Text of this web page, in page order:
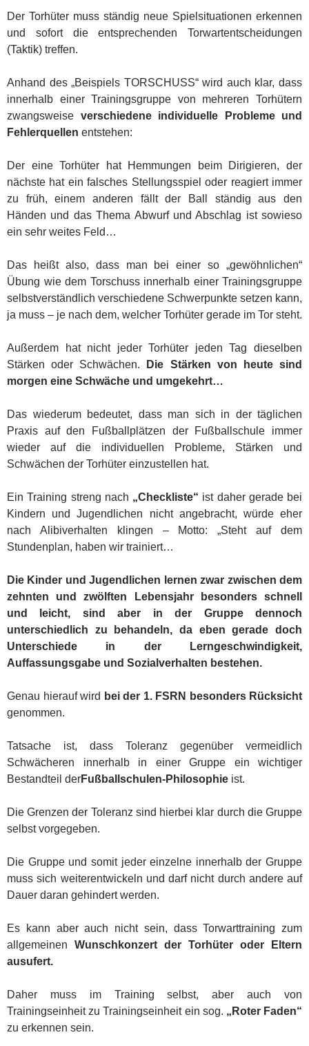
Der Torhüter muss ständig neue Spielsituationen erkennen
und sofort die entsprechenden Torwartentscheidungen
(Taktik) treffen.
Anhand des „Beispiels TORSCHUSS“ wird auch klar, dass
innerhalb einer Trainingsgruppe von mehreren Torhütern
zwangsweise verschiedene individuelle Probleme und
Fehlerquellen entstehen:
Der eine Torhüter hat Hemmungen beim Dirigieren, der
nächste hat ein falsches Stellungsspiel oder reagiert immer
zu früh, einem anderen fällt der Ball ständig aus den
Händen und das Thema Abwurf und Abschlag ist sowieso
ein sehr weites Feld…
Das heißt also, dass man bei einer so „gewöhnlichen“
Übung wie dem Torschuss innerhalb einer Trainingsgruppe
selbstverständlich verschiedene Schwerpunkte setzen kann,
ja muss – je nach dem, welcher Torhüter gerade im Tor steht.
Außerdem hat nicht jeder Torhüter jeden Tag dieselben
Stärken oder Schwächen.
Die Stärken von heute sind
morgen eine Schwäche und umgekehrt…
Das wiederum bedeutet, dass man sich in der täglichen
Praxis auf den Fußballplätzen der Fußballschule immer
wieder auf die individuellen Probleme, Stärken und
Schwächen der Torhüter einzustellen hat.
Ein Training streng nach „Checkliste“ ist daher gerade bei
Kindern und Jugendlichen nicht angebracht, würde eher
nach Alibiverhalten klingen – Motto: „Steht auf dem
Stundenplan, haben wir trainiert…
Die Kinder und Jugendlichen lernen zwar zwischen dem
zehnten und zwölften Lebensjahr besonders schnell
und leicht, sind aber in der Gruppe dennoch
unterschiedlich zu behandeln, da eben gerade doch
Unterschiede in der Lerngeschwindigkeit,
Auffassungsgabe und Sozialverhalten bestehen.
Genau hierauf wird bei der 1. FSRN besonders Rücksicht
genommen.
Tatsache ist, dass Toleranz gegenüber vermeidlich
Schwächeren innerhalb in einer Gruppe ein wichtiger
Bestandteil derFußballschulen-Philosophie ist.
Die Grenzen der Toleranz sind hierbei klar durch die Gruppe
selbst vorgegeben.
Die Gruppe und somit jeder einzelne innerhalb der Gruppe
muss sich weiterentwickeln und darf nicht durch andere auf
Dauer daran gehindert werden.
Es kann aber auch nicht sein, dass Torwarttraining zum
allgemeinen Wunschkonzert der Torhüter oder Eltern
ausufert.
Daher muss im Training selbst, aber auch von
Trainingseinheit zu Trainingseinheit ein sog. „Roter Faden“
zu erkennen sein.